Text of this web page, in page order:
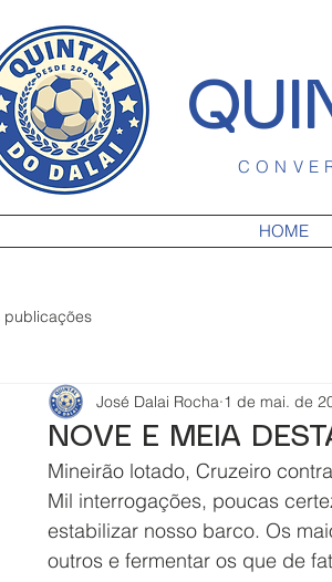
HOME
publicações
NOVE E MEIA
José Dalai Rocha 1 de mai. de
Mineirão lotado, Cruzeiro
Mil interrogações, poucas
estabilizar nosso barco. Os
outros e fermentar os que de